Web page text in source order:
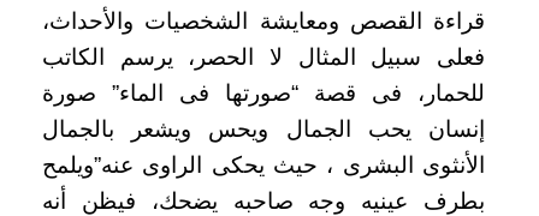
قراءة القصص ومعايشة الشخصيات والأحداث،
فعلى سبيل المثال لا الحصر، يرسم الكاتب
للحمار، فى قصة “صورتها فى الماء” صورة
إنسان يحب الجمال ويحس ويشعر بالجمال
الأنثوى البشرى ، حيث يحكى الراوى عنه”ويلمح
بطرف عينيه وجه صاحبه يضحك، فيظن أنه